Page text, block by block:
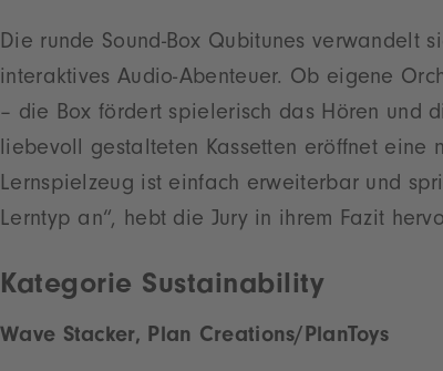
Die runde Sound-Box Qubitunes verwandelt
interaktives Audio-Abenteuer. Ob eigene
– die Box fördert spielerisch das Hören und
liebevoll gestalteten Kassetten eröffnet eine
Lernspielzeug ist einfach erweiterbar und
Lerntyp an“, hebt die Jury in ihrem Fazit
Kategorie Sustainability
Wave Stacker, Plan Creations/PlanToys